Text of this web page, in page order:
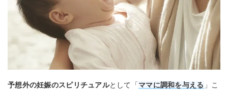
予想外の妊娠のスピリチュアルとして「ママに調和を与える 」こ